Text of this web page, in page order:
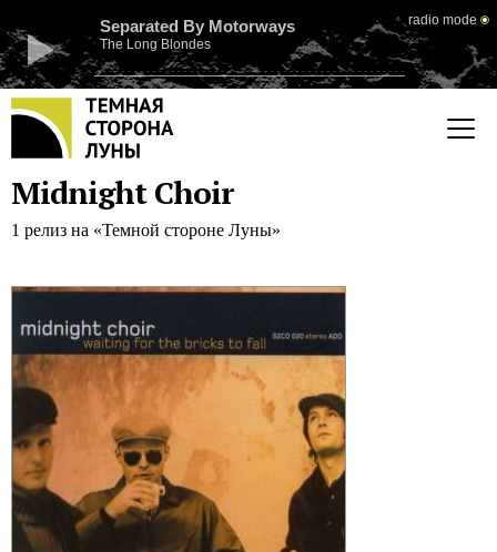
Separated By Motorways
The Long Blondes
radio mode
Midnight Choir
1 релиз на «Темной стороне Луны»